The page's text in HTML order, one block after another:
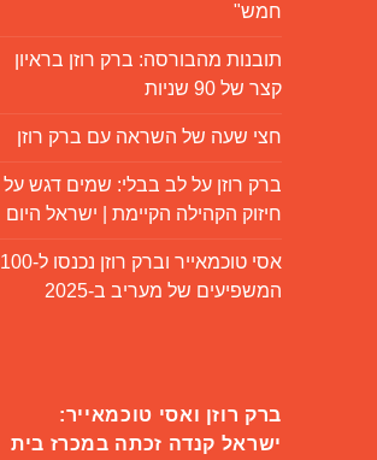
חמש"
תובנות מהבורסה: ברק רוזן בראיון
קצר של 90 שניות
חצי שעה של השראה עם ברק רוזן
ברק רוזן על לב בבלי: שמים דגש על
חיזוק הקהילה הקיימת | ישראל היום
אסי טוכמאייר וברק רוזן נכנסו ל-100
המשפיעים של מעריב ב-2025
ברק רוזן ואסי טוכמאייר:
ישראל קנדה זכתה במכרז בית